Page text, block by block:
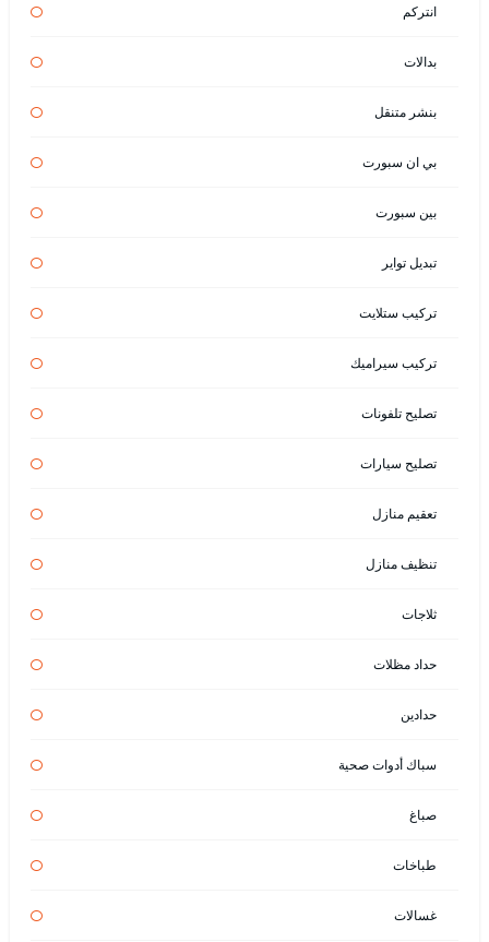
انتركم
بدالات
بنشر متنقل
بي ان سبورت
بين سبورت
تبديل تواير
تركيب ستلايت
تركيب سيراميك
تصليح تلفونات
تصليح سيارات
تعقيم منازل
تنظيف منازل
ثلاجات
حداد مظلات
حدادين
سباك أدوات صحية
صباغ
طباخات
غسالات